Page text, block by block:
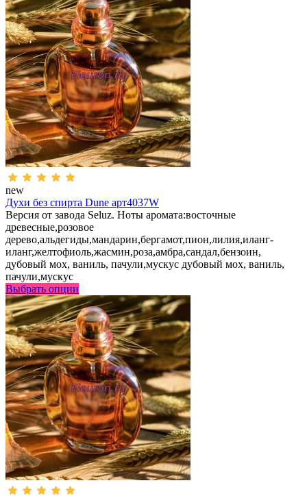
new
Духи без спирта Dune арт4037W
Версия от завода Seluz. Ноты аромата:восточные
древесные,розовое
дерево,альдегиды,мандарин,бергамот,пион,лилия,иланг-
иланг,желтофиоль,жасмин,роза,амбра,сандал,бензоин,
дубовый мох, ваниль, пачули,мускус дубовый мох, ваниль,
пачули,мускус
Выбрать опции